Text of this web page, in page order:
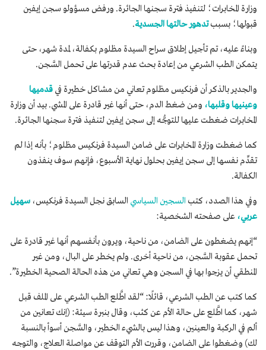
وزارة المخابرات؛ لتنفيذ فترة سجنها الجائرة. ورفض مسؤولو سجن إيفين
قبولها؛ بسببتدهور حالتها الجسدية.
وبناءً عليه، تم تأجيل إطلاق سراح السيدة مظلوم بكفالة، لمدة شهر، حتى
يتمكن الطب الشرعي من إعادة بحث عدم قدرتها على تحمل السَّجن.
والجدير بالذكر أن فرنكيس مظلوم تعاني من مشاكل خطيرة في قدميها
وعينيها وقلبها، ومن ضغط الدم، حتى أنها غير قادرة على المشي. بيد أن وزارة
المخابرات ضغطت عليها للتوجُّه إلى سجن إيفين لتنفيذ فترة سجنها الجائرة.
كما ضغطت وزارة المخابرات على ضامن السيدة فرنكيس مظلوم؛ بأنه إذا لم
تقدِّم نفسها إلى سجن إيفين بحلول نهاية الأسبوع، فإنهم سوف ينفذون
الكفالة.
وفي هذا الصدد، كتب السجين السياسي السابق نجل السيدة فرنكيس، سهيل
عربي، على صفحته الشخصية:
“إنهم يضغطون على الضامن، من ناحية، ويرون بأنفسهم أنها غير قادرة على
تحمل عقوبة السَّجن، من ناحية أخرى. ولم يخطر على البال، ومن غير
المنطقي أن يزجوا بها في السجن وهي تعاني من هذه الحالة الصحية الخطيرة”.
كما كتب عن الطب الشرعي، قائلًا: “لقد اطَّلع الطب الشرعي على الملف قبل
شهر، كما اطَّلع على حالة الأم عن كثب، وقال بنبرة سيئة: (إنك تعانين من
ألم في الركبة والعينين، وهذا ليس بالشيء الخطير، والسَّجن أسوأ بالنسبة
لك) وضغطوا على الضامن، وقررت الأم التوقف عن مواصلة العلاج، والتوجه